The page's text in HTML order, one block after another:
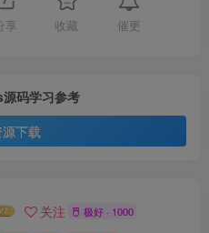
享 收藏 催更
码学习参考
源下载
关注 极好 · 1000